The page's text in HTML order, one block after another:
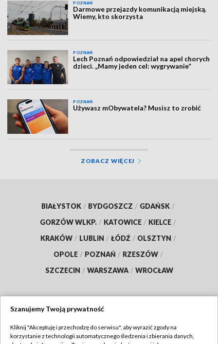
POZNAŃ
Darmowe przejazdy komunikacją miejską.
Wiemy, kto skorzysta
POZNAŃ
Lech Poznań odpowiedział na apel chorych
dzieci. „Mamy jeden cel: wygrywanie”
POZNAŃ
Używasz mObywatela? Musisz to zrobić
ZOBACZ WIĘCEJ
BIAŁYSTOK / BYDGOSZCZ / GDAŃSK /
GORZÓW WLKP. / KATOWICE / KIELCE /
KRAKÓW / LUBLIN / ŁÓDŹ / OLSZTYN /
OPOLE / POZNAŃ / RZESZÓW /
SZCZECIN / WARSZAWA / WROCŁAW
TVP
Szanujemy Twoją prywatność
Kliknij "Akceptuję i przechodzę do serwisu", aby wyrazić zgody na
korzystanie z technologii automatycznego śledzenia i zbierania danych,